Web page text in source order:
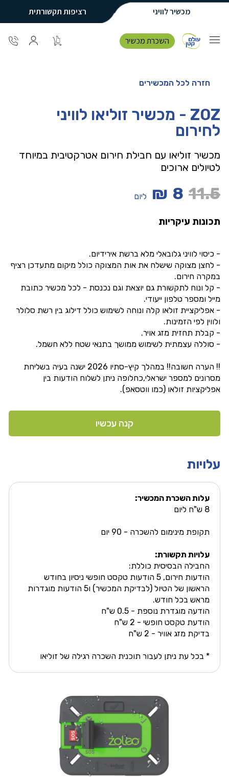
מכשיר לוויני רציפות תקשורתית
השכרת מכשיר
חזרה לכל המכשירים
ZOZ - מכשיר זוליאו לוויני
לחירום
מכשיר זוליאו עם חבילת חירום אטרקטיבית במיוחד
לטיולים ארוכים
11.5
8
₪ ליום
תכונות עיקריות
- כיסוי לוויני גלובאלי מלא ברשת אירידיום.
- לחצן מצוקה שישלח את אות המצוקה כולל מיקום מתעדכן רציף
במקרה חירום.
- קל ונוח לתקשורת גם יוצאת וגם נכנסת - לכל מכשיר כתובת
מייל ומספר טלפון ייעודי.
- אפליקציית זולאו קלה ונוחה לשימוש כולל דילוג בין רשת סלולר
ולווין לפי הזמינות.
- קבלת תחזית מזג אויר.
- סוללה עצמתית לשימוש ממושך בתנאי שטח ללא חשמל.
!! הערה חשובה!! במהלך קיץ-סתיו 2026 ישנה בעיה בשליחת
מסרונים למספר ישראלי,כחלופה ניתן לשלוח הודעות בין
אפליקציות זולאו (כמו ווטסאפ).
קנה עכשיו
עלויות
עלות השכרת המכשיר:
8 ש"ח ליום
תקופת מינימום להשכרה - 90 יום
עלויות תקשורת:
החבילה הבסיסית כוללת:
הודעות חירום, 5 הודעות טקסט חופשי ניסיון בחודש
הראשון של הטיול (לבדיקת המכשיר) ו5 הודעות מוגדרות
מראש בכל חודש.
הודעה מוגדרת נוספת - 0.5 ש"ח
הודעת טקסט חופשי - 2 ש"ח
בדיקת מזג אוויר - 2 ש"ח
* בכל עת ניתן לעבור תוכנית השכרה רגילה של זוליאו